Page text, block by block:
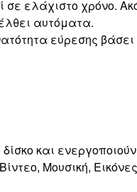
σε ελάχιστο χρόνο.
αυτόματα.
εύρεσης
και
Μουσική,